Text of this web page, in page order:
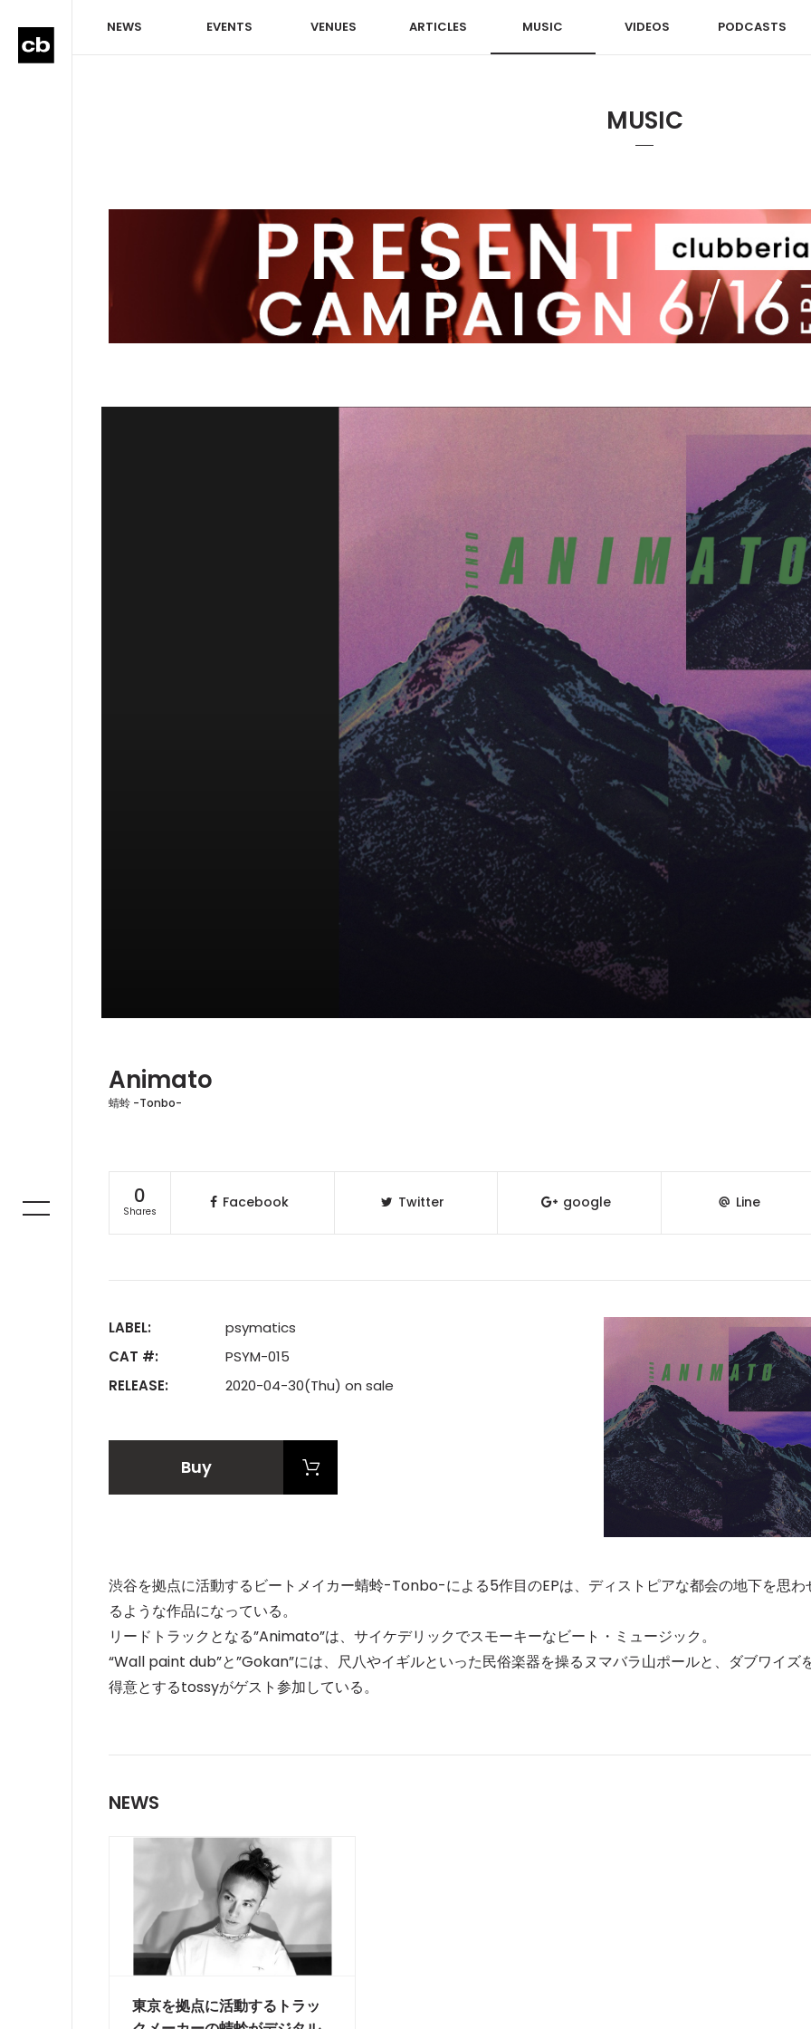
NEWS EVENTS VENUES ARTICLES MUSIC VIDEOS PODCASTS
MUSIC
Animato
蜻蛉 -Tonbo-
0
Shares
Facebook Twitter google Line
LABEL:
psymatics
CAT #:
PSYM-015
RELEASE:
2020-04-30(Thu) on sale
Buy
渋谷を拠点に活動するビートメイカー蜻蛉-Tonbo-による5作目のEPは、ディストピアな都会の地下を思わ
るような作品になっている。
リードトラックとなる”Animato”は、サイケデリックでスモーキーなビート・ミュージック。
“Wall paint dub”と”Gokan”には、尺八やイギルといった民俗楽器を操るヌマバラ山ポールと、ダブワイズ
得意とするtossyがゲスト参加している。
NEWS
東京を拠点に活動するトラッ